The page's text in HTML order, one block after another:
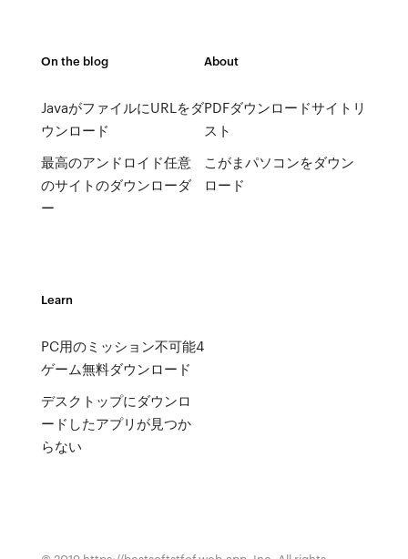
On the blog
JavaがファイルにURLをダ
ウンロード
最高のアンドロイド任意
のサイトのダウンローダ
ー
About
PDFダウンロードサイトリ
スト
こがまパソコンをダウン
ロード
Learn
PC用のミッション不可能4
ゲーム無料ダウンロード
デスクトップにダウンロ
ードしたアプリが見つか
らない